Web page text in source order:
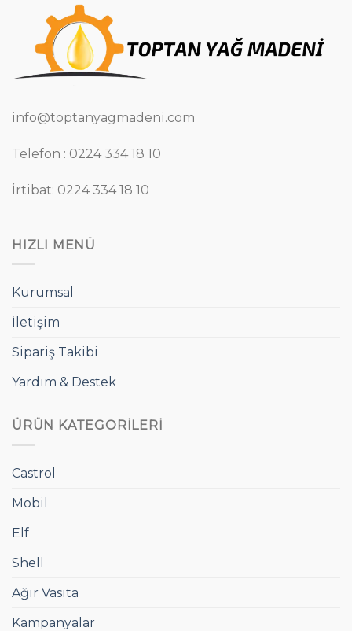
info@toptanyagmadeni.com
Telefon : 0224 334 18 10
İrtibat: 0224 334 18 10
HIZLI MENÜ
Kurumsal
İletişim
Sipariş Takibi
Yardım & Destek
ÜRÜN KATEGORILERI
Castrol
Mobil
Elf
Shell
Ağır Vasıta
Kampanyalar